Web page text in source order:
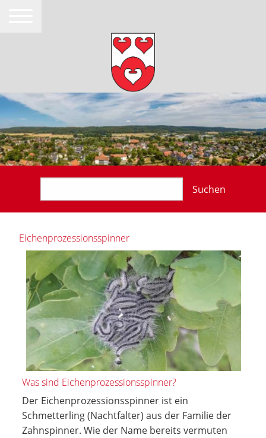
Suchen
Eichenprozessionsspinner
Was sind Eichenprozessionsspinner?
Der Eichenprozessionsspinner ist ein
Schmetterling (Nachtfalter) aus der Familie der
Zahnspinner. Wie der Name bereits vermuten